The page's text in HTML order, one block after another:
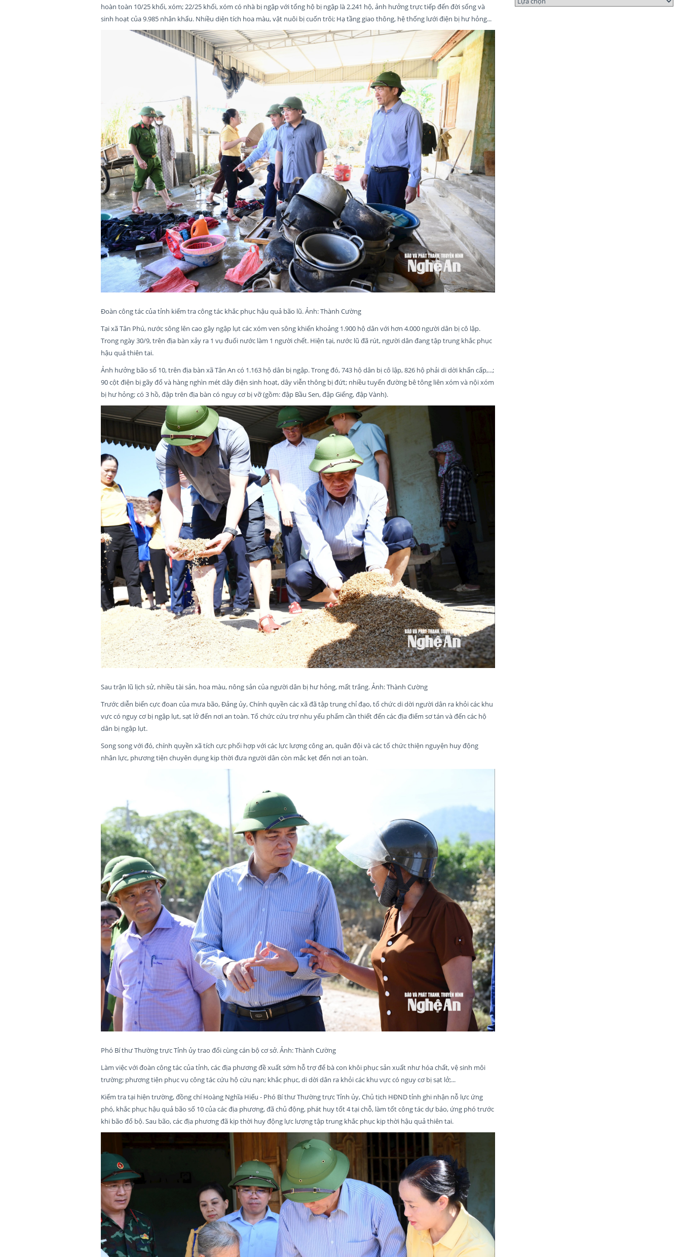
hoàn toàn 10/25 khối, xóm; 22/25 khối, xóm có nhà bị ngập với tổng hộ bị ngập là 2.241 hộ, ảnh hưởng trực tiếp đến đời sống và
sinh hoạt của 9.985 nhân khẩu. Nhiều diện tích hoa màu, vật nuôi bị cuốn trôi; Hạ tầng giao thông, hệ thống lưới điện bị hư hỏng...
Đoàn công tác của tỉnh kiểm tra công tác khắc phục hậu quả bão lũ. Ảnh: Thành Cường
Tại xã Tân Phú, nước sông lên cao gây ngập lụt các xóm ven sông khiến khoảng 1.900 hộ dân với hơn 4.000 người dân bị cô lập.
Trong ngày 30/9, trên địa bàn xảy ra 1 vụ đuối nước làm 1 người chết. Hiện tại, nước lũ đã rút, người dân đang tập trung khắc phục
hậu quả thiên tai.
Ảnh hưởng bão số 10, trên địa bàn xã Tân An có 1.163 hộ dân bị ngập. Trong đó, 743 hộ dân bị cô lập, 826 hộ phải di dời khẩn cấp,...;
90 cột điện bị gãy đổ và hàng nghìn mét dây điện sinh hoạt, dây viễn thông bị đứt; nhiều tuyến đường bê tông liên xóm và nội xóm
bị hư hỏng; có 3 hồ, đập trên địa bàn có nguy cơ bị vỡ (gồm: đập Bầu Sen, đập Giếng, đập Vành).
Sau trận lũ lịch sử, nhiều tài sản, hoa màu, nông sản của người dân bị hư hỏng, mất trắng. Ảnh: Thành Cường
Trước diễn biến cực đoan của mưa bão, Đảng ủy, Chính quyền các xã đã tập trung chỉ đạo, tổ chức di dời người dân ra khỏi các khu
vực có nguy cơ bị ngập lụt, sạt lở đến nơi an toàn. Tổ chức cứu trợ nhu yếu phẩm cần thiết đến các địa điểm sơ tán và đến các hộ
dân bị ngập lụt.
Song song với đó, chính quyền xã tích cực phối hợp với các lực lượng công an, quân đội và các tổ chức thiện nguyện huy động
nhân lực, phương tiện chuyên dụng kịp thời đưa người dân còn mắc kẹt đến nơi an toàn.
Phó Bí thư Thường trực Tỉnh ủy trao đổi cùng cán bộ cơ sở. Ảnh: Thành Cường
Làm việc với đoàn công tác của tỉnh, các địa phương đề xuất sớm hỗ trợ để bà con khôi phục sản xuất như hóa chất, vệ sinh môi
trường; phương tiện phục vụ công tác cứu hộ cứu nạn; khắc phục, di dời dân ra khỏi các khu vực có nguy cơ bị sạt lở;...
Kiểm tra tại hiện trường, đồng chí Hoàng Nghĩa Hiếu - Phó Bí thư Thường trực Tỉnh ủy, Chủ tịch HĐND tỉnh ghi nhận nỗ lực ứng
phó, khắc phục hậu quả bão số 10 của các địa phương, đã chủ động, phát huy tốt 4 tại chỗ, làm tốt công tác dự báo, ứng phó trước
khi bão đổ bộ. Sau bão, các địa phương đã kịp thời huy động lực lượng tập trung khắc phục kịp thời hậu quả thiên tai.